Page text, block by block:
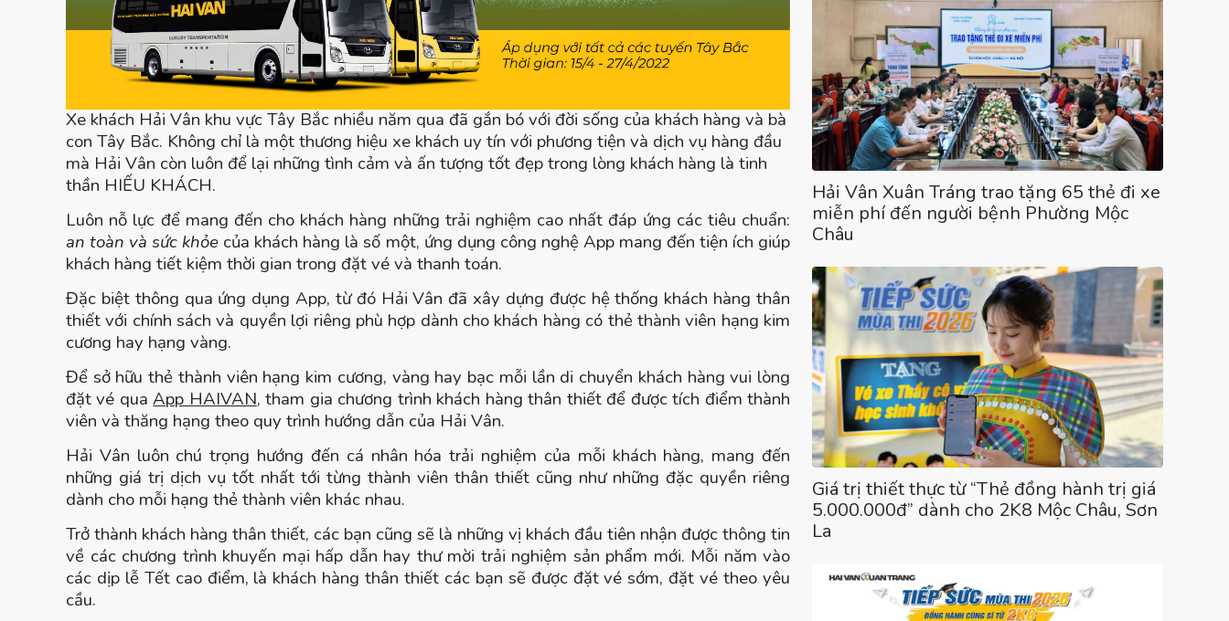
Xe khách Hải Vân khu vực Tây Bắc nhiều năm qua đã gắn bó với đời sống của khách hàng và bà
con Tây Bắc. Không chỉ là một thương hiệu xe khách uy tín với phương tiện và dịch vụ hàng đầu
mà Hải Vân còn luôn để lại những tình cảm và ấn tượng tốt đẹp trong lòng khách hàng là tinh
thần HIẾU KHÁCH.
Luôn nỗ lực để mang đến cho khách hàng những trải nghiệm cao nhất đáp ứng các tiêu chuẩn:
an toàn và sức khỏe của khách hàng là số một, ứng dụng công nghệ App mang đến tiện ích giúp
khách hàng tiết kiệm thời gian trong đặt vé và thanh toán.
Đặc biệt thông qua ứng dụng App, từ đó Hải Vân đã xây dựng được hệ thống khách hàng thân
thiết với chính sách và quyền lợi riêng phù hợp dành cho khách hàng có thẻ thành viên hạng kim
cương hay hạng vàng.
Để sở hữu thẻ thành viên hạng kim cương, vàng hay bạc mỗi lần di chuyển khách hàng vui lòng
đặt vé quaApp HAIVAN, tham gia chương trình khách hàng thân thiết để được tích điểm thành
viên và thăng hạng theo quy trình hướng dẫn của Hải Vân.
Hải Vân luôn chú trọng hướng đến cá nhân hóa trải nghiệm của mỗi khách hàng, mang đến
những giá trị dịch vụ tốt nhất tới từng thành viên thân thiết cũng như những đặc quyền riêng
dành cho mỗi hạng thẻ thành viên khác nhau.
Trở thành khách hàng thân thiết, các bạn cũng sẽ là những vị khách đầu tiên nhận được thông tin
về các chương trình khuyến mại hấp dẫn hay thư mời trải nghiệm sản phẩm mới. Mỗi năm vào
các dịp lễ Tết cao điểm, là khách hàng thân thiết các bạn sẽ được đặt vé sớm, đặt vé theo yêu
cầu.
Hải Vân Xuân Tráng trao tặng 65 thẻ đi xe
miễn phí đến người bệnh Phường Mộc
Châu
Giá trị thiết thực từ “Thẻ đồng hành trị giá
5.000.000đ” dành cho 2K8 Mộc Châu, Sơn
La